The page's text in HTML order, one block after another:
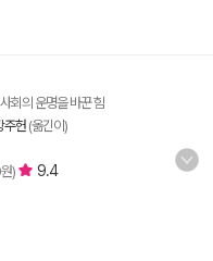
회의 운명을 바꾼 힘
주헌 (옮긴이)
) 9.4